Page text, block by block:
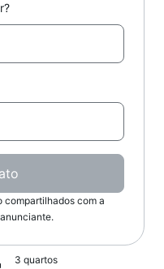
compartilhados com a
3 quartos